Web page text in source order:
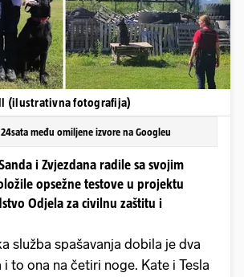
(ilustrativna fotografija)
među omiljene izvore na Googleu
i Zvjezdana radile sa svojim
opsežne testove u projektu
Odjela za civilnu zaštitu i
služba spašavanja dobila je dva
to ona na četiri noge. Kate i Tesla